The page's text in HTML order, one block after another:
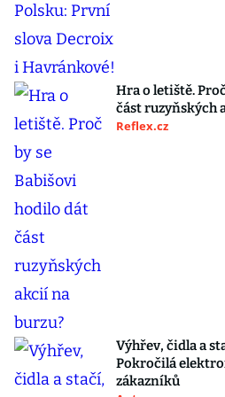
Hra o letiště.
část ruzyňských
Reflex.cz
Výhřev, čidla a
Pokročilá
zákazníků